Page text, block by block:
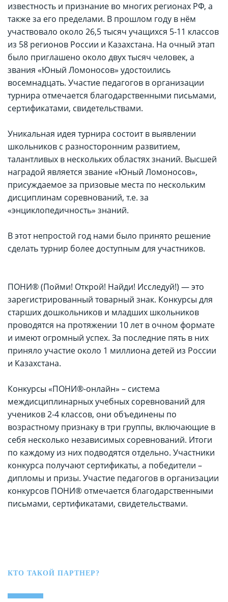
известность и признание во многих регионах РФ, а
также за его пределами. В прошлом году в нём
участвовало около 26,5 тысяч учащихся 5-11 классов
из 58 регионов России и Казахстана. На очный этап
было приглашено около двух тысяч человек, а
звания «Юный Ломоносов» удостоились
восемнадцать. Участие педагогов в организации
турнира отмечается благодарственными письмами,
сертификатами, свидетельствами.
Уникальная идея турнира состоит в выявлении
школьников с разносторонним развитием,
талантливых в нескольких областях знаний. Высшей
наградой является звание «Юный Ломоносов»,
присуждаемое за призовые места по нескольким
дисциплинам соревнований, т.е. за
«энциклопедичность» знаний.
В этот непростой год нами было принято решение
сделать турнир более доступным для участников.
ПОНИ® (Пойми! Открой! Найди! Исследуй!) — это
зарегистрированный товарный знак. Конкурсы для
старших дошкольников и младших школьников
проводятся на протяжении 10 лет в очном формате
и имеют огромный успех. За последние пять в них
приняло участие около 1 миллиона детей из России
и Казахстана.
Конкурсы «ПОНИ®-онлайн» – система
междисциплинарных учебных соревнований для
учеников 2-4 классов, они объединены по
возрастному признаку в три группы, включающие в
себя несколько независимых соревнований. Итоги
по каждому из них подводятся отдельно. Участники
конкурса получают сертификаты, а победители –
дипломы и призы. Участие педагогов в организации
конкурсов ПОНИ® отмечается благодарственными
письмами, сертификатами, свидетельствами.
КТО ТАКОЙ ПАРТНЕР?